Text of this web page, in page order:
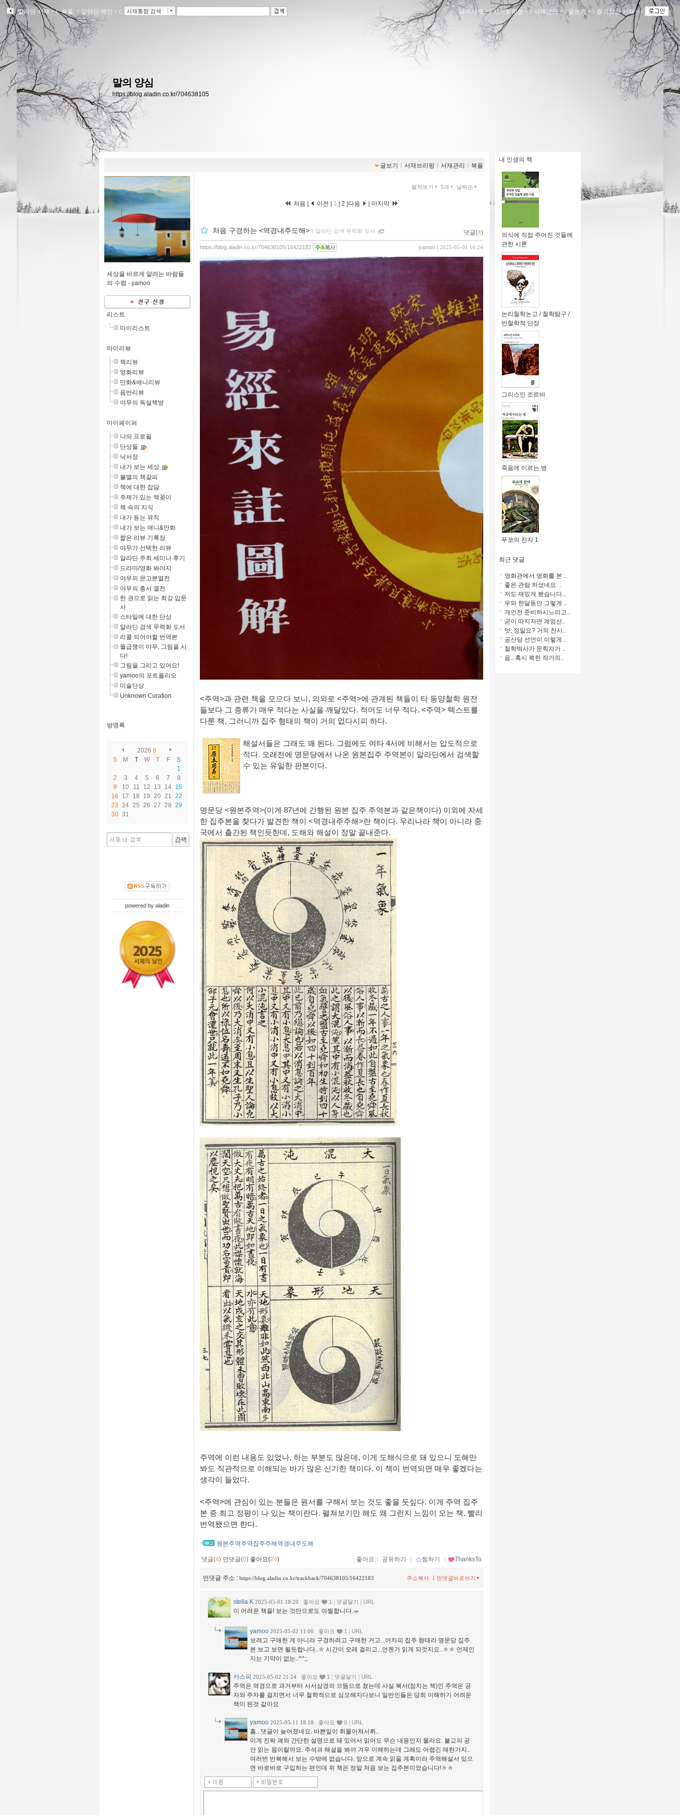
알라딘 서재 ｌ북플 ｌ알라딘 메인 서재통합 검색 나의서재 ｌ서재브리핑 ｌ 서재관리 ｌ글쓰기 ｌ 즐겨찾는 서재 ｌ
말의 양심
https://blog.aladin.co.kr/704638105
글보기 ｌ 서재브리핑 ｌ 서재관리 ｌ 북플
세상을 바르게 알려는 바람들
의 수렴 - yamoo
리스트
마이리스트
마이리뷰
책리뷰
영화리뷰
만화&애니리뷰
음반리뷰
야무의 독설책방
마이페이퍼
나의 프로필
단상들
낙서장
내가 보는 세상
불멸의 책갈피
책에 대한 잡담
주제가 있는 책꽂이
책 속의 지식
내가 듣는 뮤직
내가 보는 애니&만화
짧은 리뷰 기록장
야무가 선택한 리뷰
알라딘 주최 세미나 후기
드라마/영화 봐야지
야무의 문고본열전
야무의 총서 열전
한 권으로 읽는 최강 입문
서
스타일에 대한 단상
알라딘 검색 무력화 도서
리콜 되어야할 번역본
월급쟁이 야무, 그림을 사
다!
그림을 그리고 있어요!
yamoo의 포트폴리오
미술단상
Unknown Curation
방명록
2026 8
S
M T W T F
S
1
2
3 4 5 6 7
8
9
10 11 12 13 14 15
16
17 18 19 20 21 22
23 24 25 26 27 28 29
30 31
powered by aladin
펼쳐보기 5개 날짜순
처음 | 이전 | 1 2 다음 마지막
처음 구경하는 <역경내주도해> ｌ 알라딘 검색 무력화 도서 댓글(4)
yamoo l 2025-05-01 16:24
https://blog.aladin.co.kr/704638105/16422183
<주역>과 관련 책을 모으다 보니 , 의외로 <주역>에 관계된 책들이 타 동양철학 원전
들보다 그 종류가 매우 적다는 사실을 깨달았다. 적어도 너무 적다. <주역> 텍스트를
다룬 책, 그러니까 집주 형태의 책이 거의 없다시피 하다.
해설서들은 그래도 꽤 된다. 그럼에도 여타 4서에 비해서는 압도적으로
적다. 오래전에 명문당에서 나온 원본집주 주역본이 알라딘에서 검색할
수 있는 유일한 판본이다.
명문당 <원본주역>(이게 87년에 간행된 원본 집주 주역본과 같은책이다) 이외에 자세
한 집주본을 찾다가 발견한 책이 <역경내주주해>란 책이다. 우리나라 책이 아니라 중
국에서 출간된 책인듯한데 , 도해와 해설이 정말 끝내준다.
주역에 이런 내용도 있었나, 하는 부분도 많은데 , 이게 도해식으로 돼 있으니 도해만
봐도 직관적으로 이해되는 바가 많은 신기한 책이다. 이 책이 번역되면 매우 좋겠다는
생각이 들었다.
<주역>에 관심이 있는 분들은 원서를 구해서 보는 것도 좋을 듯싶다. 이게 주역 집주
본 중 최고 정평이 나 있는 책이란다. 펼쳐보기만 해도 왜 그런지 느낌이 오는 책. 빨리
번역됐으면 한다.
원본주역주역집주주해역경내주도해
댓글(4) 먼댓글(0) 좋아요(24) 좋아요 ｌ 공유하기 ｌ 찜하기 ｌ ThanksTo
먼댓글 주소 : https://blog.aladin.co.kr/trackback/704638105/16422183 먼댓글바로쓰기
주소복사
stella.K 2025-05-01 18:20 좋아요 1 댓글달기 URL
이 어려운 책을! 보는 것만으로도 아찔합니다.ㅠ
yamoo 2025-05-02 11:00 좋아요 1 URL
보려고 구매한 게 아니라 구경하려고 구매한 거고...어차피 집주 형태라 명문당 집주
본 보고 보면 될듯합니다..ㅎ 시간이 오래 걸리고...언젠가 읽게 되것지요..ㅎㅎ 언제인
지는 기약이 없는..^^;;
카스피 2025-05-02 21:24 좋아요 1 댓글달기 URL
주역은 역경으로 과거부터 사서삼경의 으뜸으로 쳤는데 사실 복서(점치는 책)인 주역은 공
자와 주자를 걸치면서 너무 철학적으로 심오해지다보니 일반인들은 당최 이해하기 어려운
책이 된것 같아요
yamoo 2025-05-11 18:18 좋아요 0 URL
흠...댓글이 늦어졌네요. 바쁜일이 휘몰아쳐서뤼..
이게 진짜 괘와 간단한 설명으로 돼 있어서 읽어도 무슨 내용인지 몰라요. 불교의 공
안 읽는 읨이랄까요. 주석과 해설을 봐야 겨우 이해하는데 그래도 어렵긴 매한가지..
여러번 반복해서 보는 수밖에 없습니다. 앞으로 계속 읽을 계획이라 주역해설서 있으
면 바로바로 구입하는 편인데 위 책은 정말 처음 보는 집주본이었습니다!ㅎㅎ
내 인생의 책
의식에 직접 주어진 것들에
관한 시론
논리철학논고 / 철학탐구 /
반철학적 단장
그리스인 조르바
죽음에 이르는 병
푸코의 진자 1
최근 댓글
영화관에서 영화를 본 ..
좋은 관람 하셨네요. ..
저도 재밌게 봤습니다...
우와 한달동안 그렇게 ..
개인전 준비하시느라고..
굳이 따지자면 계엄선..
엇, 정말요? 거의 찬사..
공산당 선언이 이렇게 ..
철학박사가 문학자가 ..
음.. 혹시 북한 작가의..